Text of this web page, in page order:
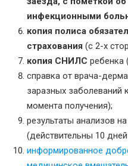
инфекционными
копия полиса
страхования (c 2-х
копия СНИЛС ребенка
справка от врача-
заразных заболеваний
момента получения);
результаты анализов
(действительны 10
информированное